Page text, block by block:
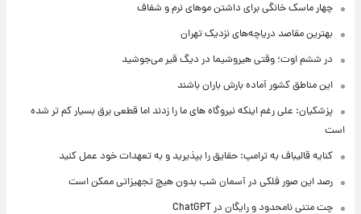
چهار ماسک خانگی برای داشتن موهای نرم و شفاف
بهترین مقاصد دریاچه‌های نزدیک تهران
در ششم اوت؛ وقتی هیروشیما در دیگ قیر می‌جوشید
این مناطق کشور آماده بارش باران باشند
پزشکیان: علی رغم اینکه نیروگاه های ما را زدند اما قطعی برق بسیار کم تر شده
است
کنایه قالیباف به ترامپ: حقایق را بپذیرید و به تعهدات خود عمل کنید
رصد این صور فلکی در آسمان شب بدون هیچ تجهیزاتی ممکن است
چت متنی نامحدود و رایگان در ChatGPT